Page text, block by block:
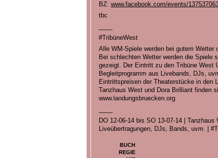
BZ: www.facebook.com/events/
tbc
#TribüneWest
Alle WM-Spiele werden bei gutem Wetter
Bei schlechten Wetter werden die Spiele
gezeigt. Der Eintritt zu den Tribüne West
Begleitprogramm aus Livebands, DJs,
Eintrittspreisen der Theaterstücke in den
Tanzhaus West und Dora Brilliant finden
www.landungsbruecken.org
DO 12-06-14 bis SO 13-07-14 |
Liveübertragungen, DJs, Bands, uvm. |
BUCH
REGIE